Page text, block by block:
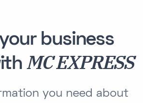
business
MC EXPRESS
you need about